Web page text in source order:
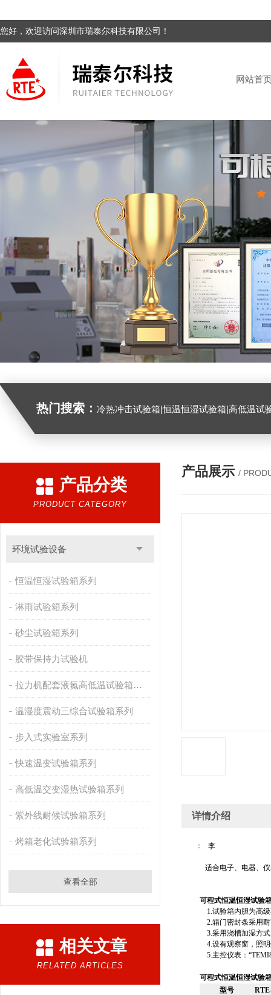
您好，欢迎访问深圳市瑞泰尔科技有限公司！
网站首
热门搜索： 冷热冲击试验箱|恒温恒湿试验箱|高低温试验箱|高低温交变试验箱|盐雾机|紫外线试验机|淋雨试验箱|臭氧试验箱|振动试
产品分类
PRODUCT CATEGORY
环境试验设备
恒温恒湿试验箱系列
淋雨试验箱系列
砂尘试验箱系列
胶带保持力试验机
拉力机配套液氮高低温试验箱系列
温湿度震动三综合试验箱系列
步入式实验室系列
快速温变试验箱系列
高低温交变湿热试验箱系列
紫外线耐候试验箱系列
烤箱老化试验箱系列
查看全部
相关文章
RELATED ARTICLES
产品展示 /
详情介绍
： 李
适合电子、电器、
可程式恒温恒湿试验
1.试验箱内胆为高
2.箱门密封条采用
3.采用浇槽加湿方
4.设有观察窗，照
5.主控仪表：“
可程式恒温恒湿试验
型号